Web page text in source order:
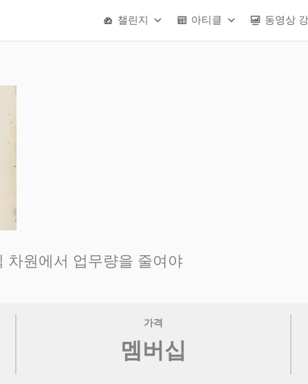
챌린지 아티클 동영상
차원에서 업무량을 줄여야
가격
멤버십